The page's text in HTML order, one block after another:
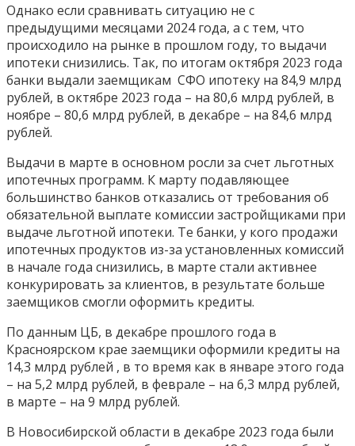
Однако если сравнивать ситуацию не с
предыдущими месяцами 2024 года, а с тем, что
происходило на рынке в прошлом году, то выдачи
ипотеки снизились. Так, по итогам октября 2023 года
банки выдали заемщикам СФО ипотеку на 84,9 млрд
рублей, в октябре 2023 года – на 80,6 млрд рублей, в
ноябре – 80,6 млрд рублей, в декабре – на 84,6 млрд
рублей.
Выдачи в марте в основном росли за счет льготных
ипотечных программ. К марту подавляющее
большинство банков отказались от требования об
обязательной выплате комиссии застройщиками при
выдаче льготной ипотеки. Те банки, у кого продажи
ипотечных продуктов из-за установленных комиссий
в начале года снизились, в марте стали активнее
конкурировать за клиентов, в результате больше
заемщиков смогли оформить кредиты.
По данным ЦБ, в декабре прошлого года в
Красноярском крае заемщики оформили кредиты на
14,3 млрд рублей , в то время как в январе этого года
– на 5,2 млрд рублей, в феврале – на 6,3 млрд рублей,
в марте – на 9 млрд рублей.
В Новосибирской области в декабре 2023 года были